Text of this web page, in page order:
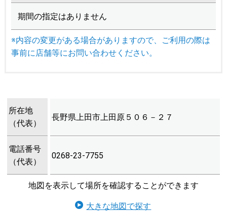
期間の指定はありません
※内容の変更がある場合がありますので、ご利用の際は
事前に店舗等にお問い合わせください。
所在地
（代表）
長野県上田市上田原５０６－２７
電話番号
（代表）
0268-23-7755
地図を表示して場所を確認することができます
大きな地図で探す